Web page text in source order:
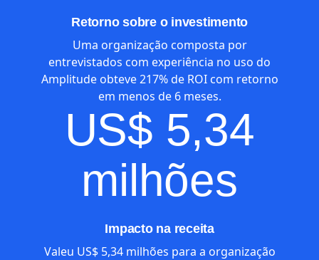
Retorno sobre o investimento
Uma organização composta por
entrevistados com experiência no uso do
Amplitude obteve 217% de ROI com retorno
em menos de 6 meses.
US$ 5,34
milhões
Impacto na receita
Valeu US$ 5,34 milhões para a organização